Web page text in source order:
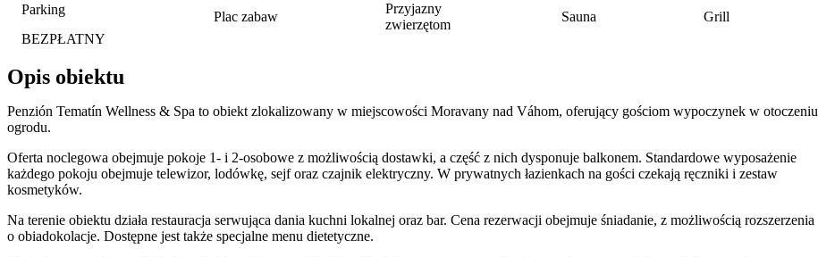
Parking
BEZPŁATNY
Plac zabaw
Przyjazny
zwierzętom
Sauna Grill
Opis obiektu
Penzión Tematín Wellness & Spa to obiekt zlokalizowany w miejscowości Moravany nad Váhom, oferujący gościom wypoczynek w otoczeniu
ogrodu.
Oferta noclegowa obejmuje pokoje 1- i 2-osobowe z możliwością dostawki, a część z nich dysponuje balkonem. Standardowe wyposażenie
każdego pokoju obejmuje telewizor, lodówkę, sejf oraz czajnik elektryczny. W prywatnych łazienkach na gości czekają ręczniki i zestaw
kosmetyków.
Na terenie obiektu działa restauracja serwująca dania kuchni lokalnej oraz bar. Cena rezerwacji obejmuje śniadanie, z możliwością rozszerzenia
o obiadokolacje. Dostępne jest także specjalne menu dietetyczne.